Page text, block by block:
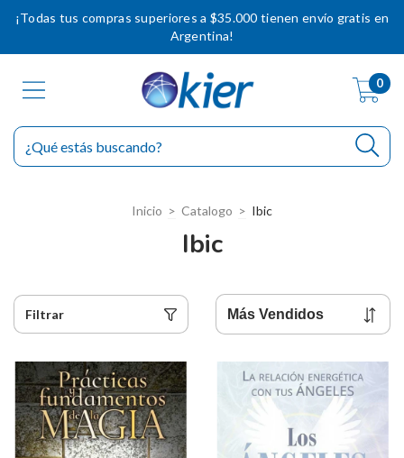
¡Todas tus compras superiores a $35.000 tienen envío gratis en
Argentina!
0
Inicio > Catalogo > Ibic
Ibic
Filtrar